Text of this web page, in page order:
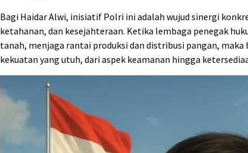
Bagi Haidar Alwi, inisiatif Polri ini adalah wujud sinergi
ketahanan, dan kesejahteraan. Ketika lembaga penegak
tanah, menjaga rantai produksi dan distribusi pangan, maka
kekuatan yang utuh, dari aspek keamanan hingga